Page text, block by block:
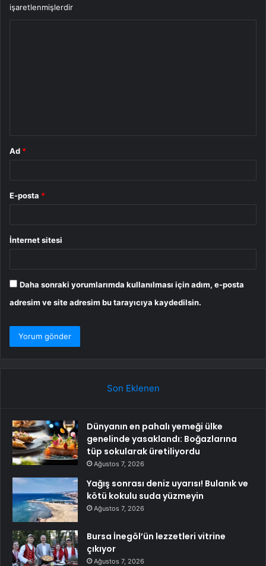
işaretlenmişlerdir
Ad *
E-posta *
İnternet sitesi
Daha sonraki yorumlarımda kullanılması için adım, e-posta
adresim ve site adresim bu tarayıcıya kaydedilsin.
Son Eklenen
Dünyanın en pahalı yemeği ülke
genelinde yasaklandı: Boğazlarına
tüp sokularak üretiliyordu
Ağustos 7, 2026
Yağış sonrası deniz uyarısı! Bulanık ve
kötü kokulu suda yüzmeyin
Ağustos 7, 2026
Bursa İnegöl’ün lezzetleri vitrine
çıkıyor
Ağustos 7, 2026